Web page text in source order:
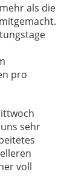
als die
pro
sehr
voll